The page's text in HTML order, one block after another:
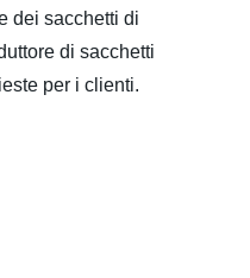
dei sacchetti di
di sacchetti
per i clienti.